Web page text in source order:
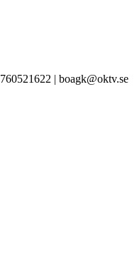
| boagk@oktv.se